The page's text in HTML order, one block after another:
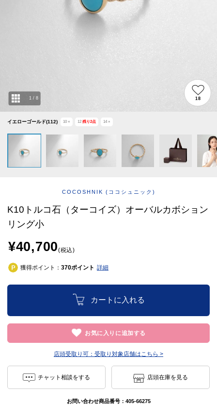
AFTERCARE & REPAIRS
SUSTAINABLE
EMAIL NEWSLETTER
イエローゴールド(112) 10 × 12 残り2点 14 ×
1 / 8 18
COCOSHNIK (ココシュニック)
K10トルコ石（ターコイズ）オーバルカボション
リング小
¥40,700(税込)
獲得ポイント： 370ポイント 詳細
カートに入れる
お気に入りに追加する
店頭受取り可： 受取り対象店舗はこちら >
チャット相談をする 店頭在庫を見る
お問い合わせ商品番号： 405-66275